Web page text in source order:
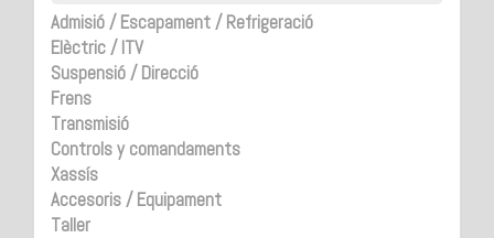
Admisió / Escapament / Refrigeració
Elèctric / ITV
Suspensió / Direcció
Frens
Transmisió
Controls y comandaments
Xassís
Accesoris / Equipament
Taller